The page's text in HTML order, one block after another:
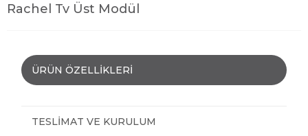
Rachel Tv Üst Modül
ÜRÜN ÖZELLIKLERI
TESLIMAT VE KURULUM